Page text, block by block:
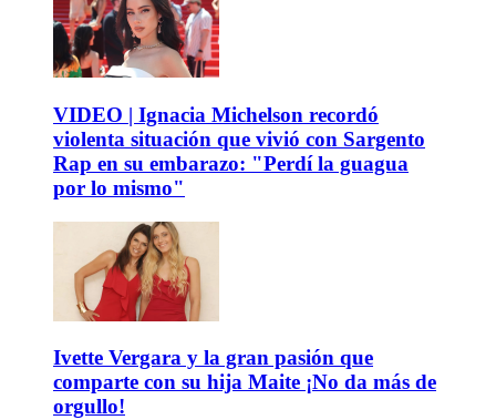
VIDEO | Ignacia Michelson recordó
violenta situación que vivió con Sargento
Rap en su embarazo: "Perdí la guagua
por lo mismo"
Ivette Vergara y la gran pasión que
comparte con su hija Maite ¡No da más de
orgullo!